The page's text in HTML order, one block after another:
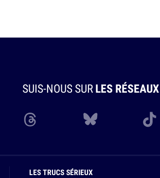
SUIS-NOUS SURLES RÉSEAUX
LES TRUCS SÉRIEUX